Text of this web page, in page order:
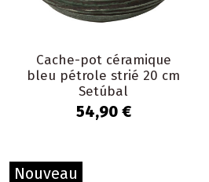
Cache-pot céramique
bleu pétrole strié 20 cm
Setúbal
54,90 €
Nouveau